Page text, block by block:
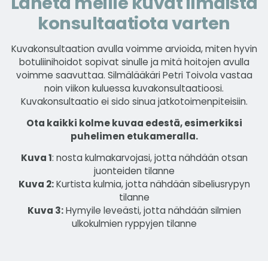
konsultaatiota varten
Kuvakonsultaation avulla voimme arvioida, miten hyvin
botuliinihoidot sopivat sinulle ja mitä hoitojen avulla
voimme saavuttaa. Silmälääkäri Petri Toivola vastaa
noin viikon kuluessa kuvakonsultaatioosi.
Kuvakonsultaatio ei sido sinua jatkotoimenpiteisiin.
Ota kaikki kolme kuvaa edestä, esimerkiksi
puhelimen etukameralla.
Kuva 1: nosta kulmakarvojasi, jotta nähdään otsan
juonteiden tilanne
Kuva 2:Kurtista kulmia, jotta nähdään sibeliusrypyn
tilanne
Kuva 3:Hymyile leveästi, jotta nähdään silmien
ulkokulmien ryppyjen tilanne